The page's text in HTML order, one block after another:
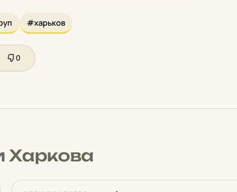
#харьков
0
Харкова